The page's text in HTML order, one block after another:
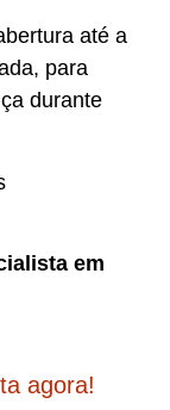
até a
para
durante
em
agora!